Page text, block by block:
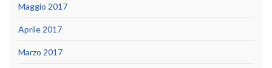
Maggio 2017
Aprile 2017
Marzo 2017